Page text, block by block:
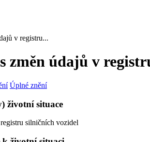
v registru...
změn údajů v
Úplné znění
životní situace
silničních vozidel